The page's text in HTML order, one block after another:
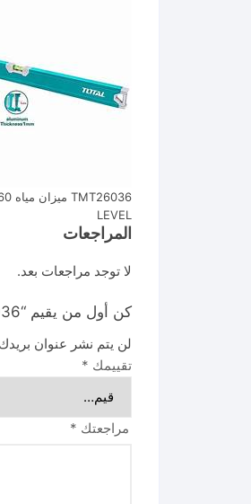
LEVEL
المراجعات
لا توجد مراجعات بعد.
كن أول من يقيم “TMT26036 ميزان مياه 60 سم SPIRIT LEVEL”
لن يتم نشر عنوان بريدك
تقييمك *
مراجعتك *